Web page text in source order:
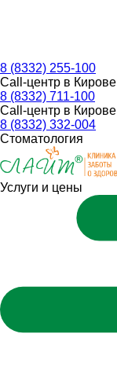
8 (8332) 255-100
Call-центр в Кирове
8 (8332) 711-100
Call-центр в Кирове
8 (8332) 332-004
Стоматология
Услуги и цены